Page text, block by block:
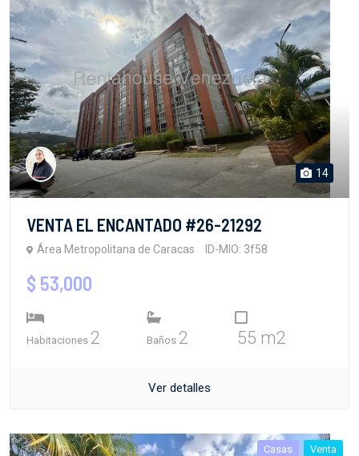
14
VENTA EL ENCANTADO #26-21292
Área Metropolitana de Caracas ID-MIO: 3f58
$ 53,000
Habitaciones 2 Baños 2 55 m2
Ver detalles
Casas Venta